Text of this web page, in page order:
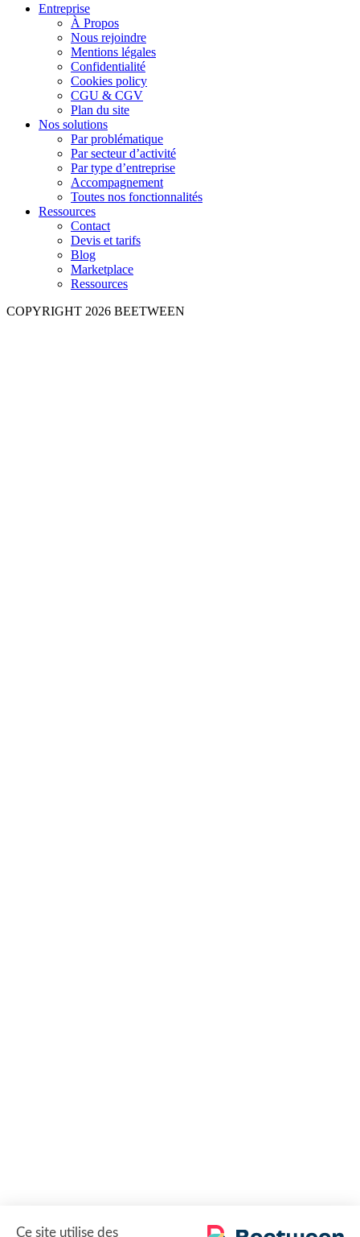
Entreprise
À Propos
Nous rejoindre
Mentions légales
Confidentialité
Cookies policy
CGU & CGV
Plan du site
Nos solutions
Par problématique
Par secteur d’activité
Par type d’entreprise
Accompagnement
Toutes nos fonctionnalités
Ressources
Contact
Devis et tarifs
Blog
Marketplace
Ressources
COPYRIGHT 2026 BEETWEEN
Ce site utilise des